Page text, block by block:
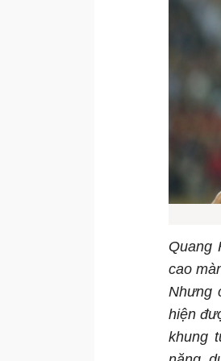
Quang
cao
Nhưng
hiện
khung